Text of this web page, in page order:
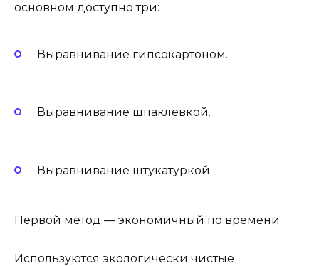
основном доступно три:
Выравнивание гипсокартоном.
Выравнивание шпаклевкой.
Выравнивание штукатуркой.
Первой метод — экономичный по времени
Используются экологически чистые